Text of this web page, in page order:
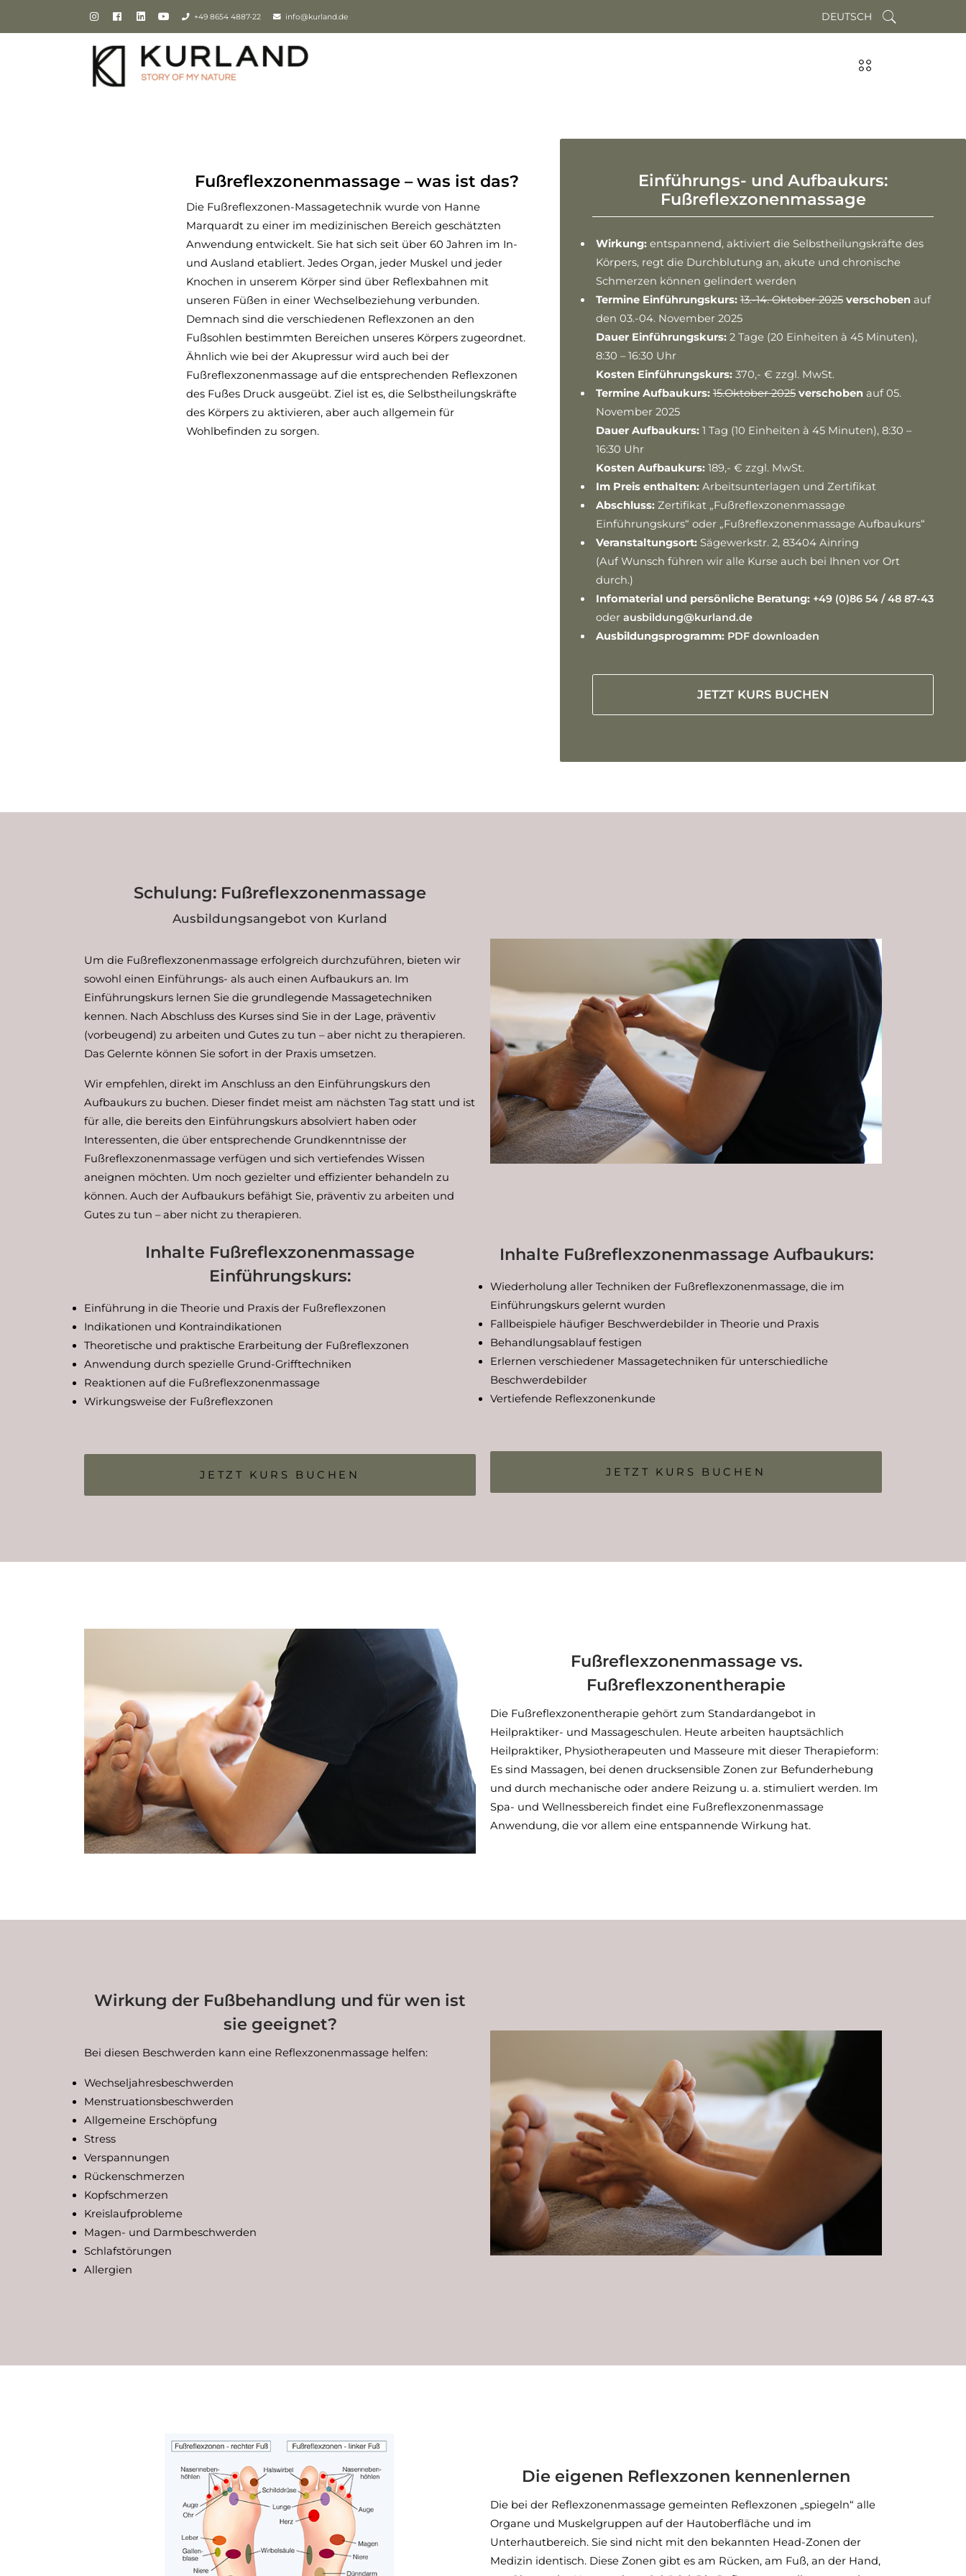
+49 8654 4887-22 info@kurland.de DEUTSCH
Fußreflexzonenmassage – was ist das?
Die Fußreflexzonen-Massagetechnik wurde von Hanne
Marquardt zu einer im medizinischen Bereich geschätzten
Anwendung entwickelt. Sie hat sich seit über 60 Jahren im In-
und Ausland etabliert. Jedes Organ, jeder Muskel und jeder
Knochen in unserem Körper sind über Reflexbahnen mit
unseren Füßen in einer Wechselbeziehung verbunden.
Demnach sind die verschiedenen Reflexzonen an den
Fußsohlen bestimmten Bereichen unseres Körpers zugeordnet.
Ähnlich wie bei der Akupressur wird auch bei der
Fußreflexzonenmassage auf die entsprechenden Reflexzonen
des Fußes Druck ausgeübt. Ziel ist es, die Selbstheilungskräfte
des Körpers zu aktivieren, aber auch allgemein für
Wohlbefinden zu sorgen.
Einführungs- und Aufbaukurs:
Fußreflexzonenmassage
Wirkung: entspannend, aktiviert die Selbstheilungskräfte des
Körpers, regt die Durchblutung an, akute und chronische
Schmerzen können gelindert werden
Termine Einführungskurs: 13.-14. Oktober 2025 verschoben auf
den 03.-04. November 2025
Dauer Einführungskurs: 2 Tage (20 Einheiten à 45 Minuten),
8:30 – 16:30 Uhr
Kosten Einführungskurs: 370,- € zzgl. MwSt.
Termine Aufbaukurs: 15.Oktober 2025 verschoben auf 05.
November 2025
Dauer Aufbaukurs: 1 Tag (10 Einheiten à 45 Minuten), 8:30 –
16:30 Uhr
Kosten Aufbaukurs: 189,- € zzgl. MwSt.
Im Preis enthalten: Arbeitsunterlagen und Zertifikat
Abschluss: Zertifikat „Fußreflexzonenmassage
Einführungskurs“ oder „Fußreflexzonenmassage Aufbaukurs“
Veranstaltungsort: Sägewerkstr. 2, 83404 Ainring
(Auf Wunsch führen wir alle Kurse auch bei Ihnen vor Ort
durch.)
Infomaterial und persönliche Beratung: +49 (0)86 54 / 48 87-43
oder ausbildung@kurland.de
Ausbildungsprogramm: PDF downloaden
JETZT KURS BUCHEN
Schulung: Fußreflexzonenmassage
Ausbildungsangebot von Kurland
Um die Fußreflexzonenmassage erfolgreich durchzuführen, bieten wir
sowohl einen Einführungs- als auch einen Aufbaukurs an. Im
Einführungskurs lernen Sie die grundlegende Massagetechniken
kennen. Nach Abschluss des Kurses sind Sie in der Lage, präventiv
(vorbeugend) zu arbeiten und Gutes zu tun – aber nicht zu therapieren.
Das Gelernte können Sie sofort in der Praxis umsetzen.
Wir empfehlen, direkt im Anschluss an den Einführungskurs den
Aufbaukurs zu buchen. Dieser findet meist am nächsten Tag statt und ist
für alle, die bereits den Einführungskurs absolviert haben oder
Interessenten, die über entsprechende Grundkenntnisse der
Fußreflexzonenmassage verfügen und sich vertiefendes Wissen
aneignen möchten. Um noch gezielter und effizienter behandeln zu
können. Auch der Aufbaukurs befähigt Sie, präventiv zu arbeiten und
Gutes zu tun – aber nicht zu therapieren.
Inhalte Fußreflexzonenmassage
Einführungskurs:
Einführung in die Theorie und Praxis der Fußreflexzonen
Indikationen und Kontraindikationen
Theoretische und praktische Erarbeitung der Fußreflexzonen
Anwendung durch spezielle Grund-Grifftechniken
Reaktionen auf die Fußreflexzonenmassage
Wirkungsweise der Fußreflexzonen
JETZT KURS BUCHEN
Inhalte Fußreflexzonenmassage Aufbaukurs:
Wiederholung aller Techniken der Fußreflexzonenmassage, die im
Einführungskurs gelernt wurden
Fallbeispiele häufiger Beschwerdebilder in Theorie und Praxis
Behandlungsablauf festigen
Erlernen verschiedener Massagetechniken für unterschiedliche
Beschwerdebilder
Vertiefende Reflexzonenkunde
JETZT KURS BUCHEN
Fußreflexzonenmassage vs.
Fußreflexzonentherapie
Die Fußreflexzonentherapie gehört zum Standardangebot in
Heilpraktiker- und Massageschulen. Heute arbeiten hauptsächlich
Heilpraktiker, Physiotherapeuten und Masseure mit dieser Therapieform:
Es sind Massagen, bei denen drucksensible Zonen zur Befunderhebung
und durch mechanische oder andere Reizung u. a. stimuliert werden. Im
Spa- und Wellnessbereich findet eine Fußreflexzonenmassage
Anwendung, die vor allem eine entspannende Wirkung hat.
Wirkung der Fußbehandlung und für wen ist
sie geeignet?
Bei diesen Beschwerden kann eine Reflexzonenmassage helfen:
Wechseljahresbeschwerden
Menstruationsbeschwerden
Allgemeine Erschöpfung
Stress
Verspannungen
Rückenschmerzen
Kopfschmerzen
Kreislaufprobleme
Magen- und Darmbeschwerden
Schlafstörungen
Allergien
Die eigenen Reflexzonen kennenlernen
Die bei der Reflexzonenmassage gemeinten Reflexzonen „spiegeln“ alle
Organe und Muskelgruppen auf der Hautoberfläche und im
Unterhautbereich. Sie sind nicht mit den bekannten Head-Zonen der
Medizin identisch. Diese Zonen gibt es am Rücken, am Fuß, an der Hand,